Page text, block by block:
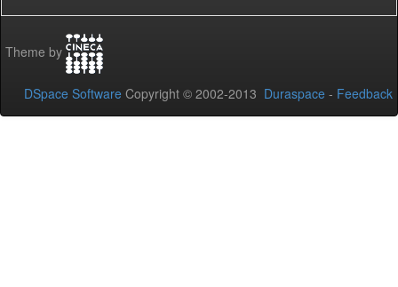
Theme by
DSpace Software Copyright © 2002-2013 Duraspace - Feedback